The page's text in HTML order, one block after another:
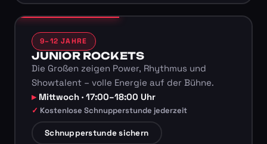
9–12 JAHRE
JUNIOR ROCKETS
Die Großen zeigen Power, Rhythmus und
Showtalent – volle Energie auf der Bühne.
Mittwoch · 17:00–18:00 Uhr
Kostenlose Schnupperstunde jederzeit
Schnupperstunde sichern